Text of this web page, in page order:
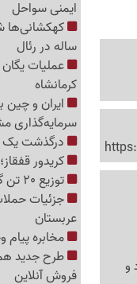
و
ایمنی سواحل
ساله در رئال
عملیات
کرمانشاه
ایران و
سرمایه‌گذاری
درگذشت یک
کریدور
توزیع 20 تن گاز مایع یارانه‌ای در مرز چذابه
جزئیات
عربستان
مخابره پیام
طرح جدید
فروش آنلاین